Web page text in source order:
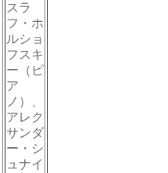
スラ
フ・ホ
ルショ
フスキ
ー（ピ
ア
ノ）、
アレク
サンダ
ー・シ
ュナイ